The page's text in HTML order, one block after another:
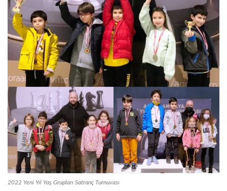
2022 Yeni Yıl Yaş Grupları Satranç Turnuvası